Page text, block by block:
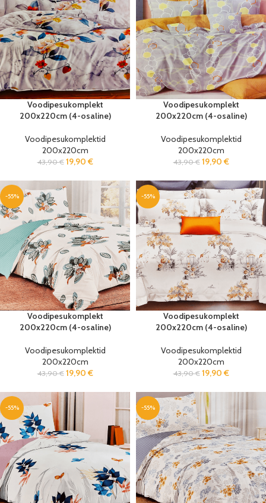
Voodipesukomplekt
200x220cm (4-osaline)
Voodipesukomplektid
200x220cm
43,90€ 19,90 €
Voodipesukomplekt
200x220cm (4-osaline)
Voodipesukomplektid
200x220cm
43,90€ 19,90 €
-55%
Voodipesukomplekt
200x220cm (4-osaline)
Voodipesukomplektid
200x220cm
43,90€ 19,90 €
-55%
Voodipesukomplekt
200x220cm (4-osaline)
Voodipesukomplektid
200x220cm
43,90€ 19,90 €
-55% -55%